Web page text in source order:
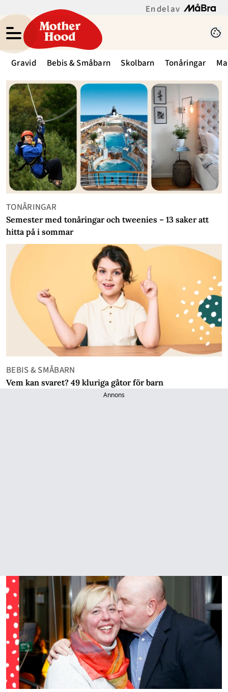
En del av
Gravid Bebis & Småbarn Skolbarn Tonåringar
TONÅRINGAR
Semester med tonåringar och tweenies – 13 saker att
hitta på i sommar
BEBIS & SMÅBARN
Vem kan svaret? 49 kluriga gåtor för barn
Annons